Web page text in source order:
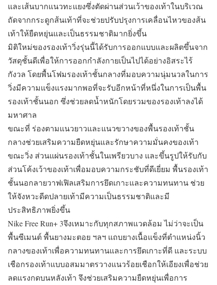
และเส้นบากแนวทะแยงซึ่งตัดผ่านส่วนเว้าของเท้าในบริเวณ
ถัดจากกระดูกส้นเท้าที่จะช่วยปรับปรุงการเคลื่อนไหวของส้น
เท้าให้ยืดหยุ่นและเป็นธรรมชาติมากยิ่งขึ้น
มิติใหม่ของรองเท้าวิ่งรุ่นนี้ได้รับการออกแบบและผลิตขึ้นจาก
วัสดุชั้นดีเพื่อให้การออกกำลังกายเป็นไปได้อย่างอิสระไร้
กังวล โดยพื้นโฟมรองเท้าชั้นกลางที่มอบความนุ่มนวลในการ
วิ่งมีความแข็งแรงมากพอที่จะรับอีกหน้าที่หนึ่งในการเป็นพื้น
รองเท้าชั้นนอก ซึ่งช่วยลดน้ำหนักโดยรวมของรองเท้าลงได้
มหาศาล
ขณะที่ ร่องตามแนวยาวและแนวขวางของพื้นรองเท้าชั้น
กลางช่วยเสริมความยืดหยุ่นและรักษาความมั่นคงของเท้า
ขณะวิ่ง ส่วนแผ่นรองเท้าชั้นในเพรียวบาง และขึ้นรูปให้รับกับ
ส่วนโค้งเว้าของเท้าเพื่อมอบความกระชับที่ดีเยี่ยม พื้นรองเท้า
ชั้นนอกลายวาฟเฟิลเสริมการยึดเกาะและความทนทาน ช่วย
ให้จังหวะดีดปลายเท้ามีความเป็นธรรมชาติและมี
ประสิทธิภาพยิ่งขึ้น
Nike Free Run+ 3จึงเหมาะกับทุกสภาพแวดล้อม ไม่ว่าจะเป็น
พื้นซีเมนต์ พื้นยางมะตอย ฯลฯ แถบยางเนื้อแข็งที่ตำแหน่งนิ้ว
กลางของเท้าเพื่อความทนทานและการยึดเกาะที่ดี และระบบ
เชือกรองเท้าแบบอสมมาตรวางแนวร้อยเชือกให้เอียงเพื่อช่วย
ลดแรงกดบนหลังเท้า จึงช่วยเสริมความยืดหยุ่นเพื่อการ